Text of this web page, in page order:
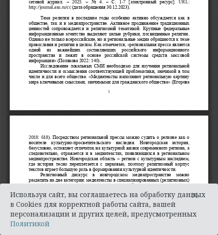
Используя сайт, вы соглашаетесь на обработку данных
в Cookies для корректной работы сайта, вашей
персонализации и других целей, предусмотренных
Политикой
×